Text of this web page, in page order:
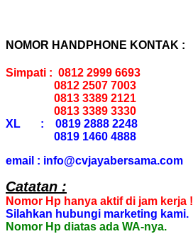
NOMOR HANDPHONE KONTAK :
Simpati : 0812 2999 6693
0812 2507 7003
0813 3389 2121
0813 3389 3330
XL : 0819 2888 2248
0819 1460 4888
email : info@cvjayabersama.com
Catatan :
Nomor Hp hanya aktif di jam kerja !
Silahkan hubungi marketing kami.
Nomor Hp diatas ada WA-nya.